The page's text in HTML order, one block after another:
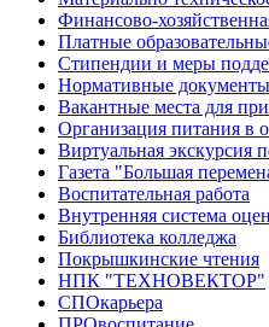
Финансово-
Платные
Стипендии и меры
Нормативные
Вакантные места для
Организация питания в
Виртуальная экскурсия
Газета "Большая
Воспитательная работа
Внутренняя система
Библиотека колледжа
Покрышкинские чтения
НПК "ТЕХНОВЕКТОР"
СПОкарьера